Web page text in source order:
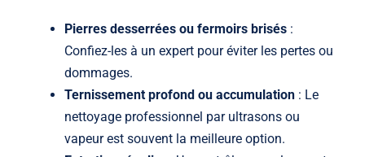
Pierres desserrées ou fermoirs brisés:
Confiez-les à un expert pour éviter les pertes ou
dommages.
Ternissement profond ou accumulation: Le
nettoyage professionnel par ultrasons ou
vapeur est souvent la meilleure option.